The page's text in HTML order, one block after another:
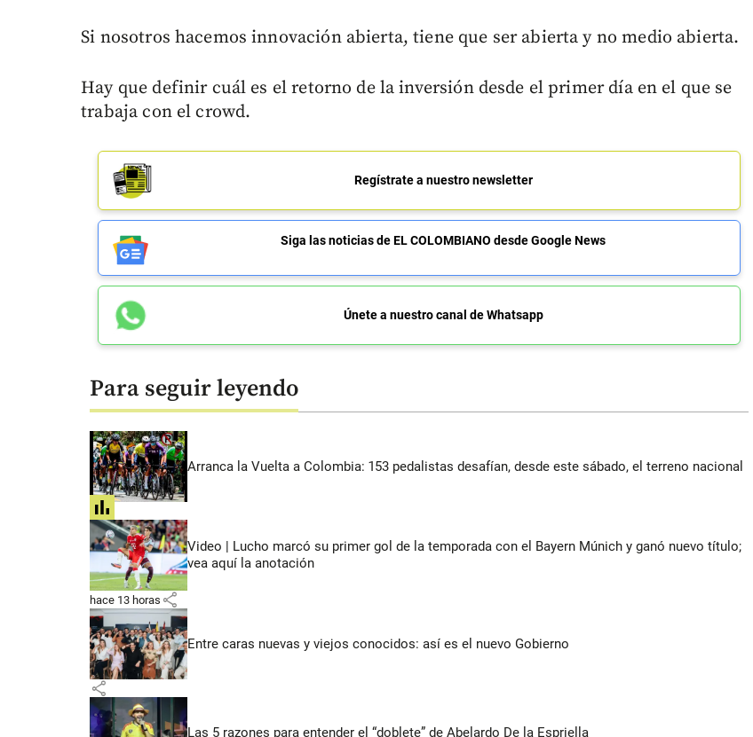
Si nosotros hacemos innovación abierta, tiene que ser abierta y no medio abierta.
Hay que definir cuál es el retorno de la inversión desde el primer día en el que se
trabaja con el crowd.
Regístrate a nuestro newsletter
Siga las noticias de EL COLOMBIANO desde Google News
Únete a nuestro canal de Whatsapp
Para seguir leyendo
Arranca la Vuelta a Colombia: 153 pedalistas desafían, desde este sábado, el terreno nacional
share
Video | Lucho marcó su primer gol de la temporada con el Bayern Múnich y ganó nuevo título;
vea aquí la anotación
hace 13 horas share
Entre caras nuevas y viejos conocidos: así es el nuevo Gobierno
share
Las 5 razones para entender el “doblete” de Abelardo De la Espriella